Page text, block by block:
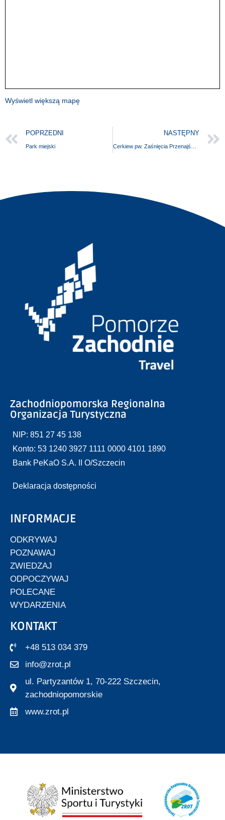
Wyświetl większą mapę
POPRZEDNI
Park miejski
NASTĘPNY
Zachodniopomorska Regionalna
Organizacja Turystyczna
NIP: 851 27 45 138
Konto: 53 1240 3927 1111 0000 4101 1890
Bank PeKaO S.A. II O/Szczecin
Deklaracja dostępności
INFORMACJE
ODKRYWAJ
POZNAWAJ
ZWIEDZAJ
ODPOCZYWAJ
POLECANE
WYDARZENIA
KONTAKT
+48 513 034 379
info@zrot.pl
ul. Partyzantów 1, 70-222 Szczecin,
zachodniopomorskie
www.zrot.pl